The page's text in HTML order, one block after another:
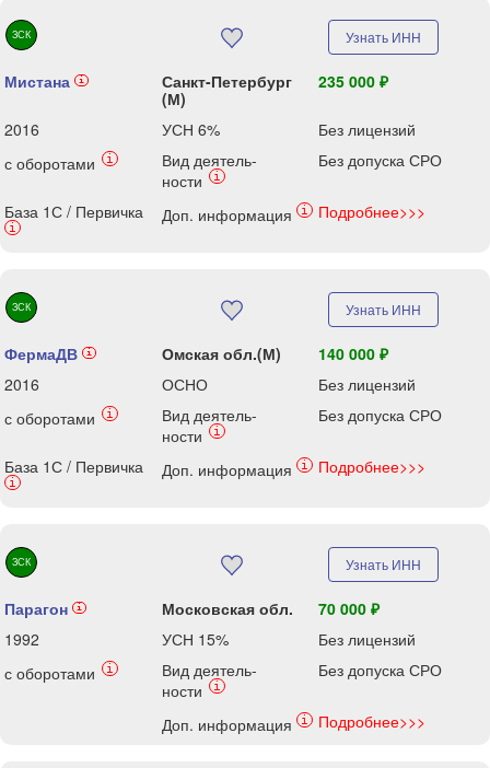
ЗСК Узнать ИНН
Мистана i
Санкт-Петербург
(М)
235 000 ₽
2016 УСН 6%
Без лицензий
с оборотами
i
Вид деятель-
ности
i
Без допуска СРО
База 1С / Первичка
i
Доп. информация i Подробнее>>>
ЗСК Узнать ИНН
ФермаДВ i Омская обл.(М)
140 000 ₽
2016
ОСНО
Без лицензий
с оборотами
i
Вид деятель-
ности
i
Без допуска СРО
База 1С / Первичка
i
Доп. информация i Подробнее>>>
ЗСК Узнать ИНН
Парагон i Московская обл.
70 000 ₽
1992
УСН 15%
Без лицензий
с оборотами
i
Вид деятель-
ности
i
Без допуска СРО
Доп. информация i Подробнее>>>